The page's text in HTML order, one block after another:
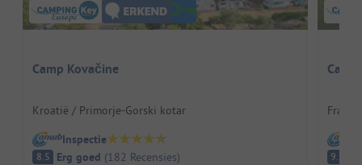
Camp Kovačine
Kroatië / Primorje-Gorski kotar
Inspectie
8.5 Erg goed (182 Recensies) 9.2